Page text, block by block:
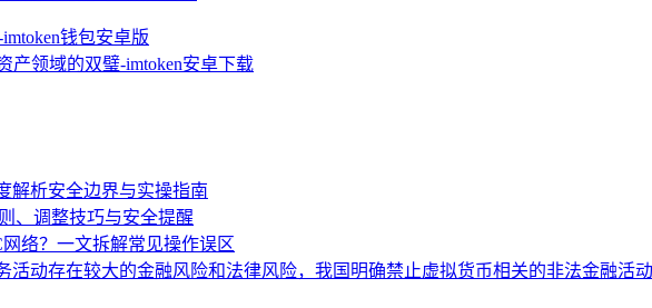
钱包安卓版
产领域的双璧-imtoken安卓下载
解析安全边界与实操指南
、调整技巧与安全提醒
络？一文拆解常见操作误区
活动存在较大的金融风险和法律风险，我国明确禁止虚拟货币相关的非法金融活